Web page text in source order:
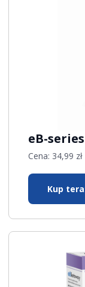
eB-
Cena: 34,99 zł
Kup